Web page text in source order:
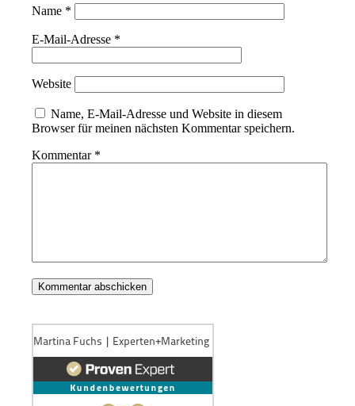
Name *
E-Mail-Adresse *
Website
Name, E-Mail-Adresse und Website in diesem
Browser für meinen nächsten Kommentar speichern.
Kommentar *